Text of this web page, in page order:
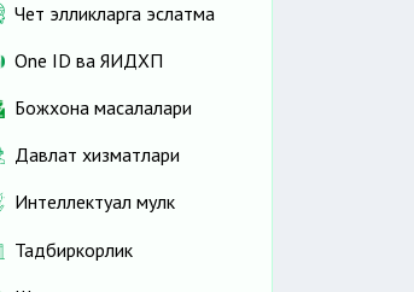
Чет элликларга эслатма
One ID ва ЯИДХП
Божхона масалалари
Давлат хизматлари
Интеллектуал мулк
Тадбиркорлик